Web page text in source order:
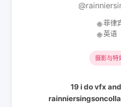
🌐 菲律
🌐 英语
摄影与特
19 i do vfx